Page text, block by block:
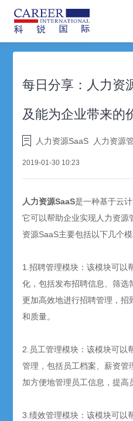
每日分享：人力资
及能为企业带来的
人力资源SaaS 人力资源
2019-01-30 10:23
人力资源SaaS是一种基于云
它可以帮助企业实现人力资源
资源SaaS主要包括以下几个模
1.招聘管理模块：该模块可以
化，包括发布招聘信息、筛选
更加高效地进行招聘管理，招
和质量。
2.员工管理模块：该模块可以
管理，包括员工档案、薪资管
加方便地管理员工信息，提高
3.绩效管理模块：该模块可以